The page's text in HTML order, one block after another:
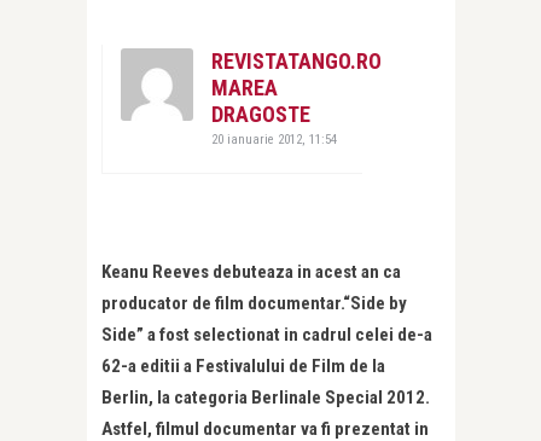
REVISTATANGO.RO
MAREA
DRAGOSTE
20 ianuarie 2012, 11:54
Keanu Reeves debuteaza in acest an ca
producator de film documentar.“Side by
Side” a fost selectionat in cadrul celei de-a
62-a editii a Festivalului de Film de la
Berlin, la categoria Berlinale Special 2012.
Astfel, filmul documentar va fi prezentat in